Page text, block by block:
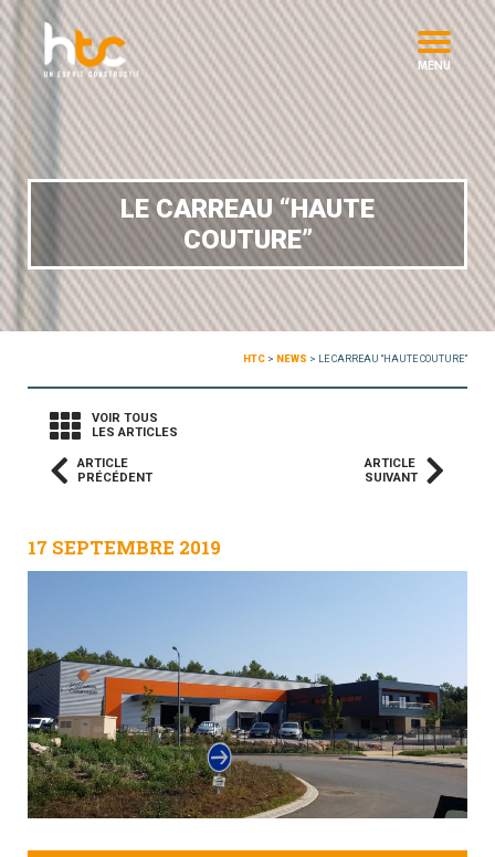
MENU
LE CARREAU “HAUTE
COUTURE”
HTC > NEWS > LE CARREAU “HAUTE COUTURE”
VOIR TOUS
LES ARTICLES
ARTICLE
PRÉCÉDENT
ARTICLE
SUIVANT
17 SEPTEMBRE 2019